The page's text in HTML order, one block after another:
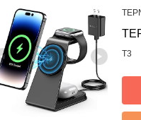
T3